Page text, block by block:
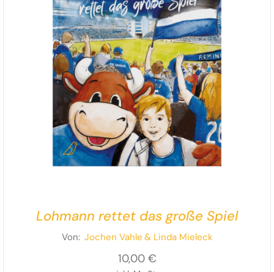
Lohmann rettet das große Spiel
Von: Jochen Vahle & Linda Mieleck
10,00 €